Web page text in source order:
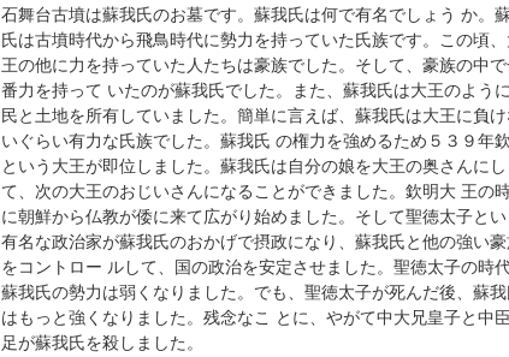
石舞台古墳は蘇我氏のお墓です。蘇我氏は何で有名でしょう か。
氏は古墳時代から飛鳥時代に勢力を持っていた氏族です。この頃
王の他に力を持っていた人たちは豪族でした。そして、豪族の中
番力を持って いたのが蘇我氏でした。また、蘇我氏は大王のよう
民と土地を所有していました。簡単に言えば、蘇我氏は大王に負け
いぐらい有力な氏族でした。蘇我氏 の権力を強めるため５３９年
という大王が即位しました。蘇我氏は自分の娘を大王の奥さんにし
て、次の大王のおじいさんになることができました。欽明大 王の
に朝鮮から仏教が倭に来て広がり始めました。そして聖徳太子とい
有名な政治家が蘇我氏のおかげで摂政になり、蘇我氏と他の強い
をコントロー ルして、国の政治を安定させました。聖徳太子の時
蘇我氏の勢力は弱くなりました。でも、聖徳太子が死んだ後、蘇我
はもっと強くなりました。残念なこ とに、やがて中大兄皇子と中
足が蘇我氏を殺しました。